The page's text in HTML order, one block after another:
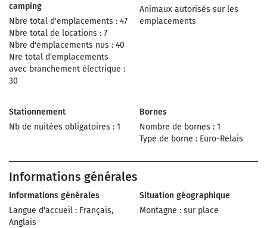
camping
Nbre total d'emplacements : 47
Nbre total de locations : 7
Nbre d'emplacements nus : 40
Nre total d'emplacements
avec branchement électrique :
30
Animaux autorisés sur les
emplacements
Stationnement
Nb de nuitées obligatoires : 1
Bornes
Nombre de bornes : 1
Type de borne : Euro-Relais
Informations générales
Informations générales
Langue d'accueil : Français,
Anglais
Situation géographique
Montagne : sur place